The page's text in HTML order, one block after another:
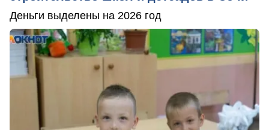
Деньги выделены на 2026 год